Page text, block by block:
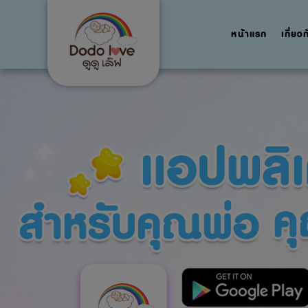
หน้าแรก เกี่ยว